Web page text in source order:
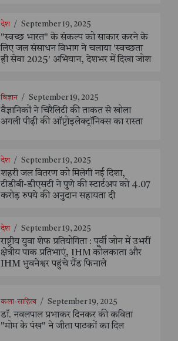
देश / September 19, 2025
"स्वच्छ भारत" के संकल्प को साकार करने के
लिए जल संसाधन विभाग ने चलाया 'स्वच्छता
ही सेवा 2025' अभियान, देशभर में दिखा जोश
विज्ञान / September 19, 2025
वैज्ञानिकों ने चिरैलिटी की ताकत से खोला
अगली पीढ़ी की ऑप्टोइलेक्ट्रॉनिक्स का रास्ता
देश / September 19, 2025
शहरी जल वितरण को मिलेगी नई दिशा,
टीडीबी-डीएसटी ने पुणे की स्टार्टअप को 4.07
करोड़ रुपये की अनुदान सहायता दी
देश / September 19, 2025
राष्ट्रीय युवा शेफ प्रतियोगिता : पूर्वी जोन में उभरीं
क्षेत्रीय पाक प्रतिभाएं, IHM कोलकाता और
IHM भुवनेश्वर पहुंचे ग्रैंड फिनाले
कला-साहित्य / September 19, 2025
डॉ. नवलपाल प्रभाकर दिनकर की कविता
"मोम के पंख" ने जीता पाठकों का दिल